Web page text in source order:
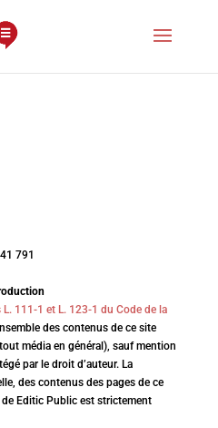
791
L. 111-1 et L. 123-1 du Code de la
des contenus de ce site
média en général), sauf mention
par le droit d’auteur. La
des contenus des pages de ce
Editic Public est strictement